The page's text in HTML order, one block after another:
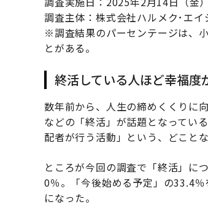
調査主体：株式会社ハルメク･エイ
※調査結果のパーセンテージは、
とがある。
終活している人ほど幸福度
数年前から、人生の締めくくりに
などの「終活」が話題となってい
配者が行う活動」という、どこと
ところが今回の調査で「終活」に
0％。「今後始める予定」の33.4
になった。